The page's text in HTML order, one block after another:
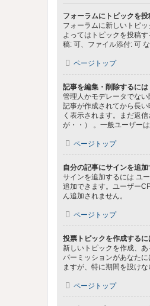
フォーラムにトピックを
フォーラムに新しいトピ
よってはトピックを投稿
稿: 可、ファイル添付: 可 な
ページトップ
記事を編集・削除するには
管理人かモデレータでな
記事が作成されてから長
く表示されます。まだ返
が・・） 。一般ユーザー
ページトップ
自分の記事にサインを追加
サインを追加するには ユ
追加できます。ユーザー
ん追加されません。
ページトップ
投票トピックを作成するに
新しいトピックを作成、
パーミッションがあなた
ますが、特に期間を設け
ページトップ